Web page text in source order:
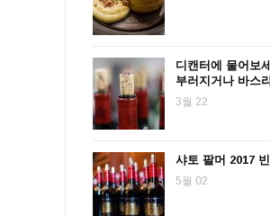
디캔터에 물어보
부러지거나 바스
3월 22
샤토 팔머 2017
5월 02